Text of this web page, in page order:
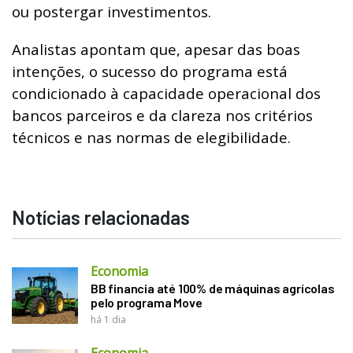
ou postergar investimentos.
Analistas apontam que, apesar das boas
intenções, o sucesso do programa está
condicionado à capacidade operacional dos
bancos parceiros e da clareza nos critérios
técnicos e nas normas de elegibilidade.
Notícias relacionadas
Economia
BB financia até 100% de máquinas agrícolas
pelo programa Move
há 1 dia